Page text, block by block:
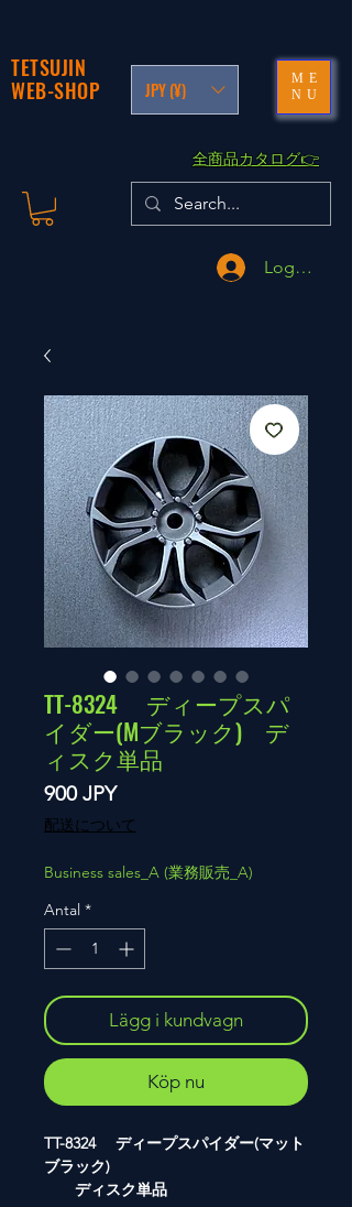
TETSUJIN
WEB-SHOP
JPY (¥)
ME
NU
​全商品カタログ👉
Logga in
TT-8324 ディープスパ
イダー(Mブラック) デ
ィスク単品
900 JPYPris
配送について
Business sales_A (業務販売_A)
Antal *
Lägg i kundvagn
Köp nu
TT-8324 ディープスパイダー(マット
ブラック)
ディスク単品